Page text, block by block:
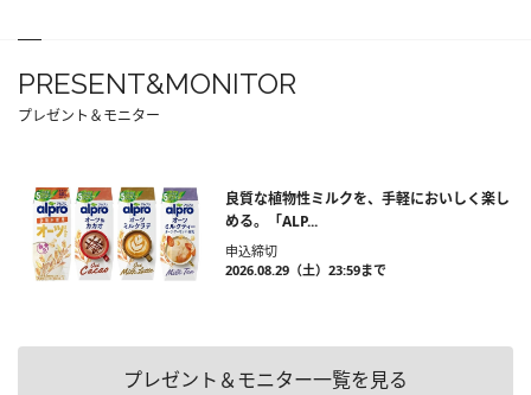
PRESENT&MONITOR
プレゼント＆モニター
良質な植物性ミルクを、手軽においしく楽し
める。「ALP...
申込締切
2026.08.29（土）23:59まで
プレゼント＆モニター一覧を見る